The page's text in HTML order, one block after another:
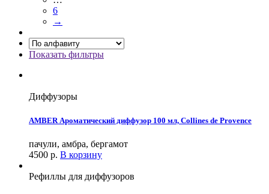
6
→
Показать фильтры
Диффузоры
AMBER Ароматический диффузор 100 мл, Collines de Provence
пачули, амбра, бергамот
4500 р. В корзину
Рефиллы для диффузоров